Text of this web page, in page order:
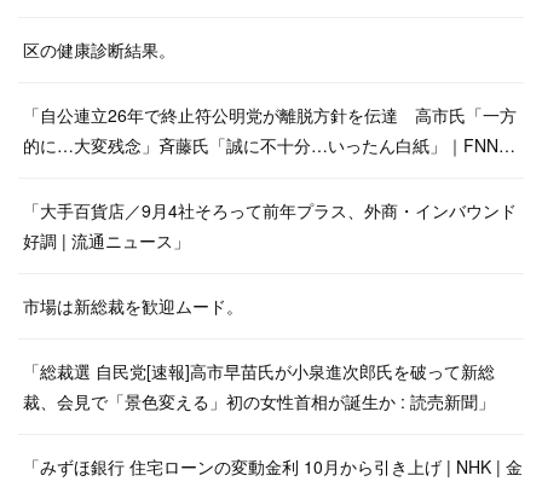
区の健康診断結果。
「自公連立26年で終止符公明党が離脱方針を伝達 高市氏「一方
的に…大変残念」斉藤氏「誠に不十分…いったん白紙」｜FNN…
「大手百貨店／9月4社そろって前年プラス、外商・インバウンド
好調 | 流通ニュース」
市場は新総裁を歓迎ムード。
「総裁選 自民党[速報]高市早苗氏が小泉進次郎氏を破って新総
裁、会見で「景色変える」初の女性首相が誕生か : 読売新聞」
「みずほ銀行 住宅ローンの変動金利 10月から引き上げ | NHK | 金